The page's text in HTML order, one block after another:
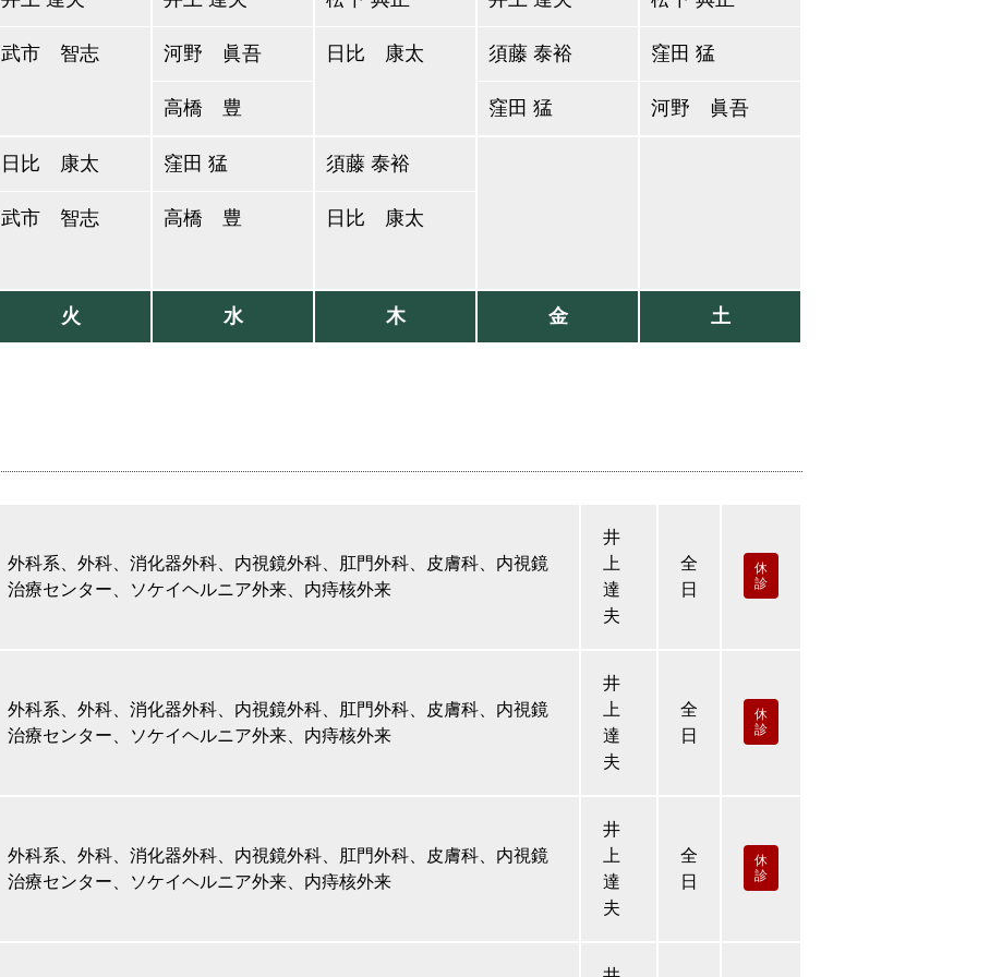
武市 智志 河野 眞吾
高橋 豊
日比 康太 須藤 泰裕
窪田 猛
窪田 猛
河野 眞吾
日比 康太
武市 智志
窪田 猛
高橋 豊
須藤 泰裕
日比 康太
火 水 木 金 土
外科系、外科、消化器外科、内視鏡外科、肛門外科、皮膚科、内視鏡
治療センター、ソケイヘルニア外来、内痔核外来
井
上
達
夫
全
日
休
診
外科系、外科、消化器外科、内視鏡外科、肛門外科、皮膚科、内視鏡
治療センター、ソケイヘルニア外来、内痔核外来
井
上
達
夫
全
日
休
診
外科系、外科、消化器外科、内視鏡外科、肛門外科、皮膚科、内視鏡
治療センター、ソケイヘルニア外来、内痔核外来
井
上
達
夫
全
日
休
診